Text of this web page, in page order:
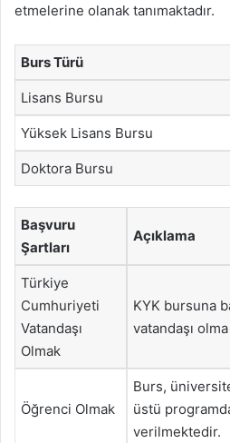
etmelerine olanak tanımaktadır.
Burs Türü
Lisans Bursu
Yüksek Lisans Bursu
Doktora Bursu
Başvuru
Şartları
Açıklama
Türkiye
Cumhuriyeti
Vatandaşı
Olmak
KYK bursuna
vatandaşı
Öğrenci Olmak
Burs,
üstü
verilmektedir.